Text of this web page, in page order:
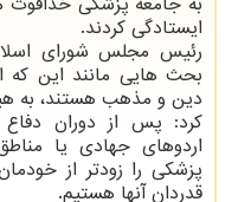
ایستادگی کردند.
رئیس مجلس شورای
بحث هایی مانند این که
دین و مذهب هستند، به
کرد: پس از دوران
اردوهای جهادی یا
پزشکی را زودتر از
قدردان آنها هستیم.